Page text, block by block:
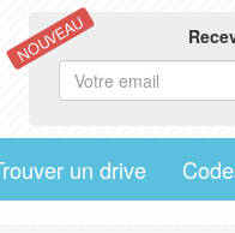
NOUVEAU
un drive